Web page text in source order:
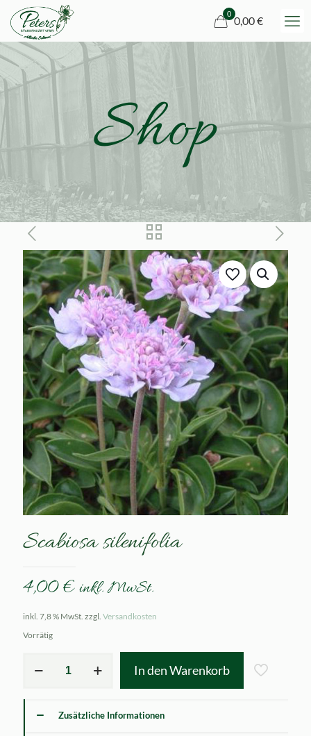
0
0,00 €
Shop
Scabiosa silenifolia
4,00€ inkl. MwSt.
inkl. 7,8 % MwSt. zzgl. Versandkosten
Vorrätig
silenifolia
In den Warenkorb
Zusätzliche Informationen